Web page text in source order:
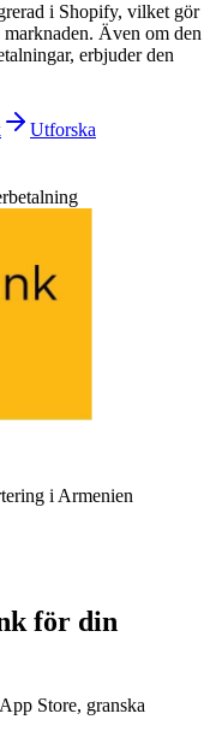
i Shopify, vilket gör
Även om den
erbjuder den
Utforska
i Armenien
för din
Store, granska